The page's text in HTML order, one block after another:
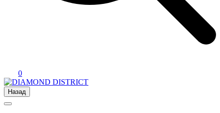
0
Назад